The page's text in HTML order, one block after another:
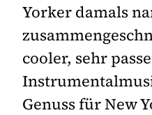
Yorker damals
cooler, sehr
Genuss für New